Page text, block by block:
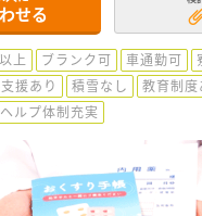
せる
上 ブランク可 車通勤可
援あり
積雪なし 教育制度
ヘルプ体制充実